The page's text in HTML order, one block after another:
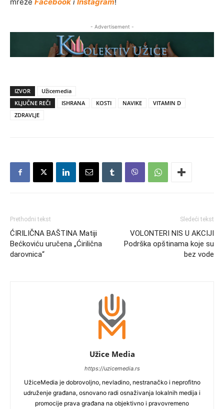
- Advertisement -
IZVOR
Užicemedia
KLJUČNE REČI
ISHRANA KOSTI NAVIKE
VITAMIN D
ZDRAVLJE
Prethodni tekst
ĆIRILIČNA BAŠTINA Matiji
Bećkoviću uručena „Ćirilična
darovnica“
Sledeći tekst
VOLONTERI NIS U AKCIJI
Podrška opštinama koje su
bez vode
Užice Media
https://uzicemedia.rs
UžiceMedia je dobrovoljno, nevladino, nestranačko i neprofitno
udruženje građana, osnovano radi osnaživanja lokalnih medija i
promocije prava građana na objektivno i pravovremeno